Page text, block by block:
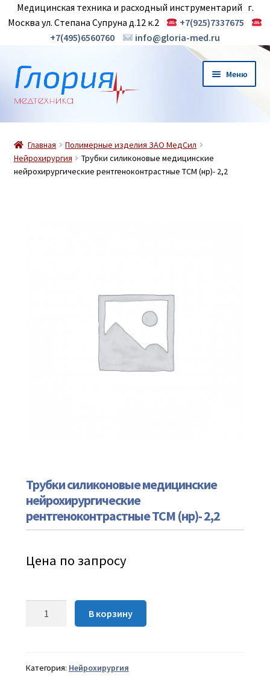
Медицинская техника и расходный инструментарий г.
Москва ул. Степана Супруна д.12 к.2
+7(925)7337675
+7(495)6560760
info@gloria-med.ru
Перейти
к
навигации
Перейти
к
содержимому
Меню
О нас
Новинки
Главная
Полимерные изделия ЗАО МедСил
Нейрохирургия
Трубки силиконовые медицинские
нейрохирургические рентгеноконтрастные ТСМ (нр)- 2,2
Трубки силиконовые медицинские
нейрохирургические
рентгеноконтрастные ТСМ (нр)- 2,2
Цена по запросу
Количество
нейрохирургические
В корзину
Категория: Нейрохирургия